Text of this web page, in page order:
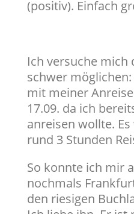
(positiv). Einfach
Ich versuche mich
schwer
mit meiner
17.09. da ich
anreisen wollte.
rund 3 Stunden
So konnte ich mir
nochmals
den riesigen